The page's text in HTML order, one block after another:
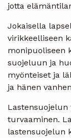
jotta
Jokaisella
virikkeelliseen
monipuoliseen
suojeluun ja
myönteiset ja
ja hänen
Lastensuojelun
turvaaminen.
lastensuojelun